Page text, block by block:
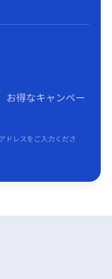
お得なキャンペー
ドレスをご入力くださ